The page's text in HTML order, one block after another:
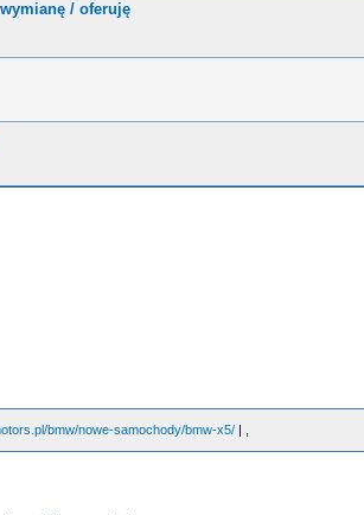
/ oferuję
bmw/nowe-samochody/bmw-x5/ | ,